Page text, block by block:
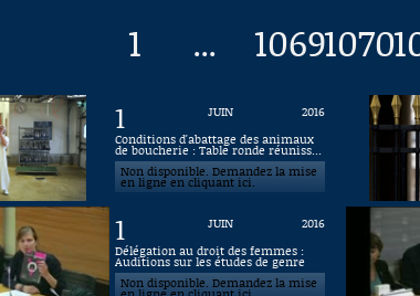
1 ... 10691070
1 JUIN
2016
Conditions d'abattage des animaux
de boucherie : Table ronde réuniss...
Non disponible. Demandez la mise
en ligne en cliquant ici.
1 JUIN
2016
Délégation au droit des femmes :
Auditions sur les études de genre
Non disponible. Demandez la mise